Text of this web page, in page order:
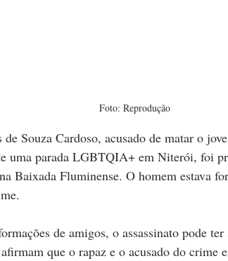
Foto: Reprodução
de Souza Cardoso, acusado de matar o
uma parada LGBTQIA+ em Niterói, foi
Baixada Fluminense. O homem estava
de amigos, o assassinato pode
que o rapaz e o acusado do crime